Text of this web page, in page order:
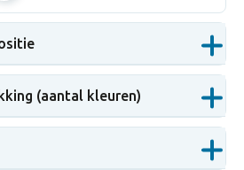
(aantal kleuren)